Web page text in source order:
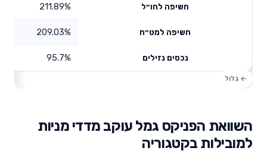
חשיפה לחו״ל 211.89%
חשיפה למט״ח 209.03%
נכסים נזילים 95.7%
השוואת הפניקס גמל עוקב מדדי מניות
למובילות בקטגוריה